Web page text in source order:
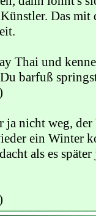
Das
Thai und
barfuß
ja nicht weg,
ein Winter
als es